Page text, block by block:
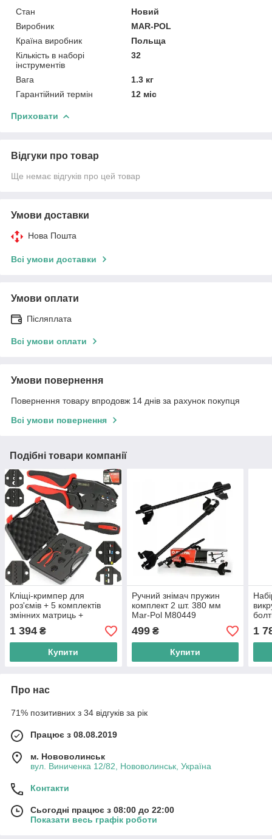
Стан
Новий
Виробник
MAR-POL
Країна виробник
Польща
Кількість в наборі
інструментів
32
Вага
1.3 кг
Гарантійний термін
12 міс
Приховати
Відгуки про товар
Ще немає відгуків про цей товар
Умови доставки
Нова Пошта
Всі умови доставки
Умови оплати
Післяплата
Всі умови оплати
Умови повернення
Повернення товару впродовж 14 днів за рахунок покупця
Всі умови повернення
Подібні товари компанії
Кліщі-кримпер для
роз'ємів + 5 комплектів
змінних матриць +
викрутка + кейс MAR-POL
M49533
1 394 ₴
Купити
Ручний знімач пружин
комплект 2 шт. 380 мм
Mar-Pol M80449
499₴
Купити
1
Про нас
71% позитивних з 34 відгуків за рік
Працює з 08.08.2019
м. Нововолинськ
вул. Виниченка 12/82, Нововолинськ, Україна
Контакти
Сьогодні працює з 08:00 до 22:00
Показати весь графік роботи